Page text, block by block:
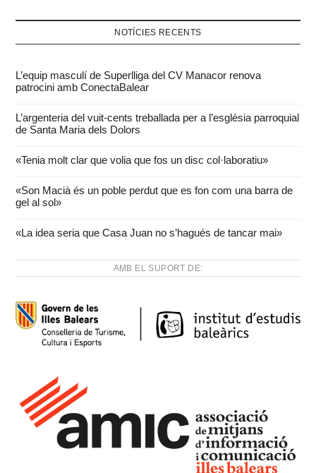
NOTÍCIES RECENTS
L’equip masculí de Superlliga del CV Manacor renova
patrocini amb ConectaBalear
L’argenteria del vuit-cents treballada per a l’església parroquial
de Santa Maria dels Dolors
«Tenia molt clar que volia que fos un disc col·laboratiu»
«Son Macià és un poble perdut que es fon com una barra de
gel al sol»
«La idea seria que Casa Juan no s’hagués de tancar mai»
AMB EL SUPORT DE: